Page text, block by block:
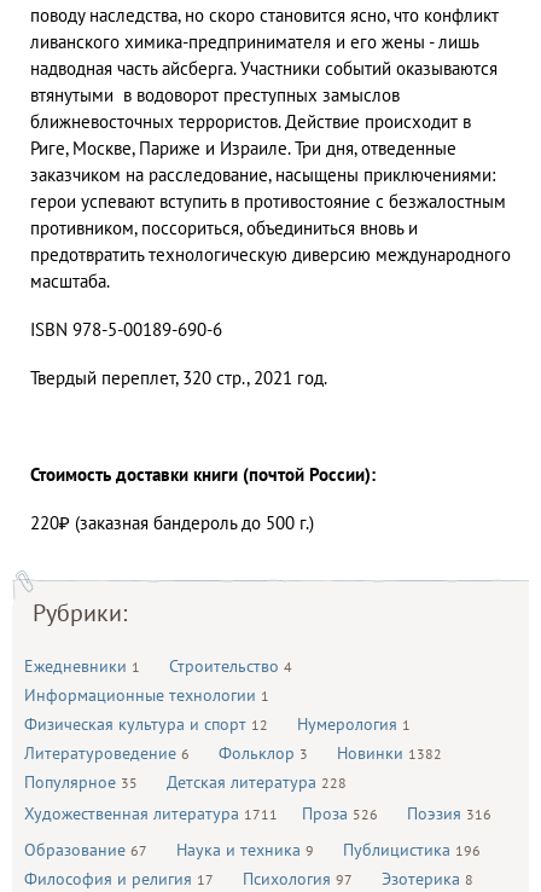
Рубрики:
Ежедневники 1 Строительство 4
Информационные технологии 1
Физическая культура и спорт 12 Нумерология 1
Литературоведение 6 Фольклор 3 Новинки 1382
Популярное 35 Детская литература 228
Художественная литература 1711 Проза 526 Поэзия 316
Образование 67 Наука и техника 9 Публицистика 196
Философия и религия 17 Психология 97 Эзотерика 8
поводу наследства, но скоро становится ясно, что конфликт
ливанского химика-предпринимателя и его жены - лишь
надводная часть айсберга. Участники событий оказываются
втянутыми в водоворот преступных замыслов
ближневосточных террористов. Действие происходит в
Риге, Москве, Париже и Израиле. Три дня, отведенные
заказчиком на расследование, насыщены приключениями:
герои успевают вступить в противостояние с безжалостным
противником, поссориться, объединиться вновь и
предотвратить технологическую диверсию международного
масштаба.
ISBN 978-5-00189-690-6
Твердый переплет, 320 стр., 2021 год.
Стоимость доставки книги (почтой России):
220₽ (заказная бандероль до 500 г.)